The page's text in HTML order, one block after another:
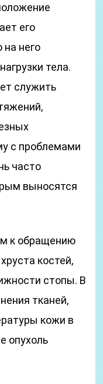
его
него
тела.
служить
с проблемами
часто
выносятся
к обращению
костей,
стопы. В
тканей,
кожи в
опухоль